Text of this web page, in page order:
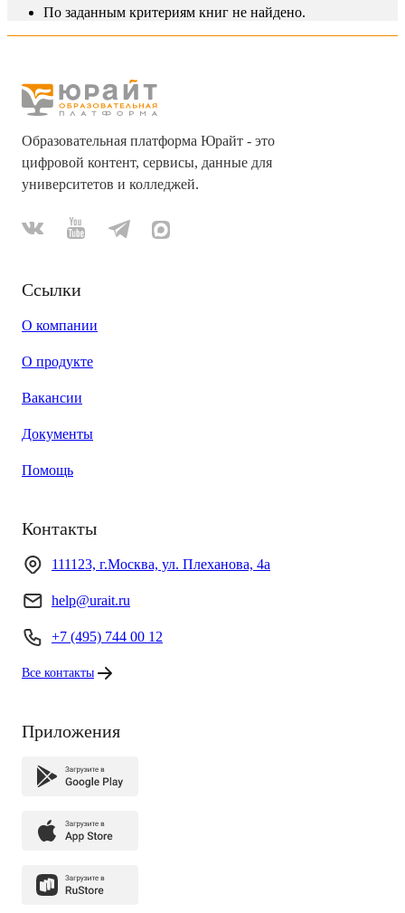
По заданным критериям книг не найдено.
Образовательная платформа Юрайт - это
цифровой контент, сервисы, данные для
университетов и колледжей.
Ссылки
О компании
О продукте
Вакансии
Документы
Помощь
Контакты
111123, г.Москва, ул. Плеханова, 4а
help@urait.ru
+7 (495) 744 00 12
Все контакты
Приложения